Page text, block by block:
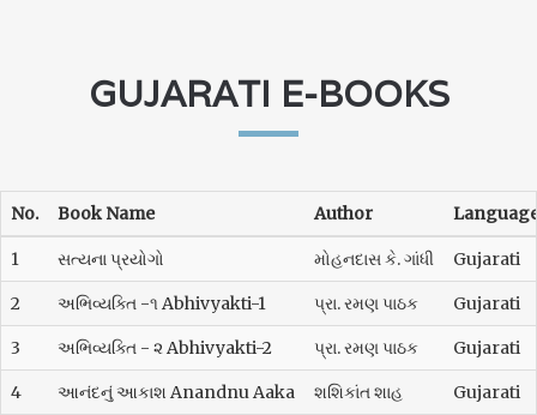
GUJARATI E-BOOKS
No. Book Name Author
1 સત્યના પ્રયોગો મોહનદાસ કે. ગાંધી Gujarati
2 અભિવ્યક્તિ -૧ Abhivyakti-1 પ્રા. રમણ પાઠક Gujarati
3 અભિવ્યક્તિ - ૨ Abhivyakti-2 પ્રા. રમણ પાઠક Gujarati
4 આનંદનું આકાશ Anandnu Aaka શશિકાંત શાહ Gujarati